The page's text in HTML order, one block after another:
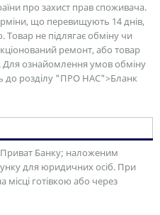
про захист прав споживача.
що перевищують 14 днів,
не підлягає обміну чи
ремонт, або товар
Для ознайомлення умов обміну
до розділу "ПРО НАС">Бланк
Банку; наложеним
для юридичних осіб. При
місці готівкою або через